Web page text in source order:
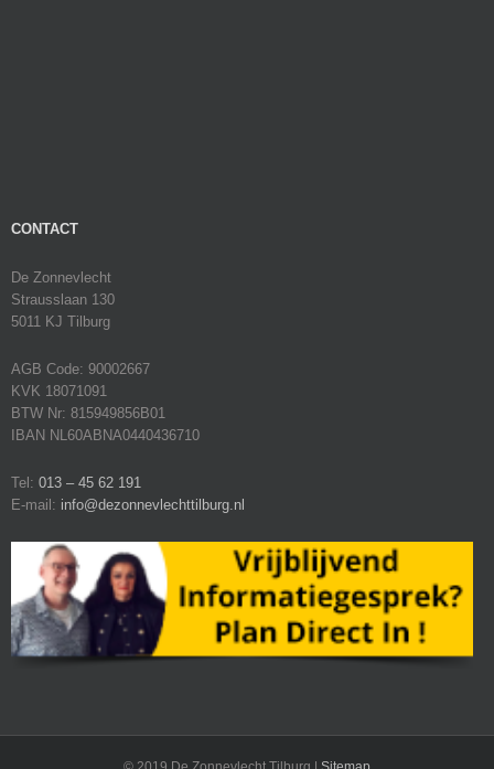
CONTACT
De Zonnevlecht
Strausslaan 130
5011 KJ Tilburg
AGB Code: 90002667
KVK 18071091
BTW Nr: 815949856B01
IBAN NL60ABNA0440436710
Tel: 013 – 45 62 191
E-mail: info@dezonnevlechttilburg.nl